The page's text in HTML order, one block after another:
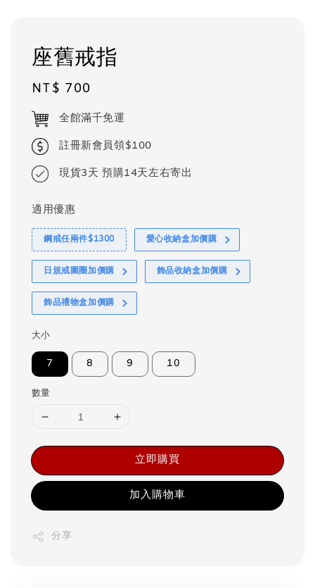
座舊戒指
Regular
price
NT$ 700
全館滿千免運
註冊新會員領$100
現貨3天 預購14天左右寄出
適用優惠
鋼戒任兩件$1300 愛心收納盒加價購
日規戒圍圈加價購 飾品收納盒加價購
飾品禮物盒加價購
大小
7 8 9 10
數量
立即購買
加入購物車
分享